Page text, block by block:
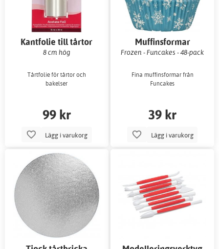
Kantfolie till tårtor
8 cm hög
Tårtfolie för tårtor och
bakelser
99 kr
Lägg i varukorg
Muffinsformar
Frozen - Funcakes - 48-pack
Fina muffinsformar från
Funcakes
39 kr
Lägg i varukorg